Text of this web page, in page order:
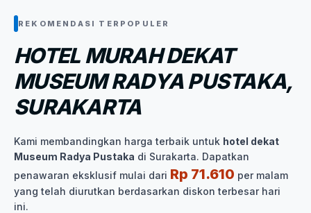
REKOMENDASI TERPOPULER
HOTEL MURAH DEKAT
MUSEUM RADYA PUSTAKA,
SURAKARTA
Kami membandingkan harga terbaik untuk hotel dekat
Museum Radya Pustaka di Surakarta. Dapatkan
penawaran eksklusif mulai dari Rp 71.610 per malam
yang telah diurutkan berdasarkan diskon terbesar hari
ini.